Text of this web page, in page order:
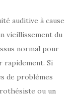
auditive à cause
vieillissement du
normal pour
rapidement. Si
de problèmes
ou un